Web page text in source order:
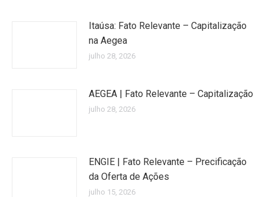
Itaúsa: Fato Relevante – Capitalização
na Aegea
julho 28, 2026
AEGEA | Fato Relevante – Capitalização
julho 28, 2026
ENGIE | Fato Relevante – Precificação
da Oferta de Ações
julho 15, 2026